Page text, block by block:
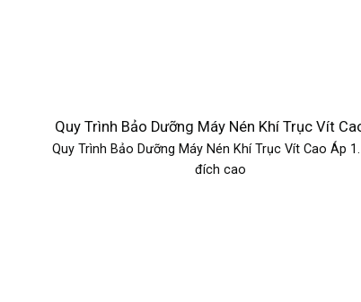
Quy Trình Bảo Dưỡng Máy Nén Khí Trục Vít
Quy Trình Bảo Dưỡng Máy Nén Khí Trục Vít Cao Áp
đích cao